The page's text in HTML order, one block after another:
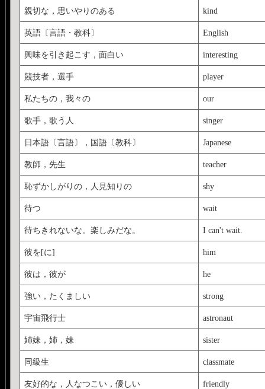
親切な，思いやりのある kind
英語〔言語・教科〕 English
興味を引き起こす，面白い interesting
競技者，選手 player
私たちの，我々の our
歌手，歌う人 singer
日本語〔言語〕，国語〔教科〕 Japanese
教師，先生 teacher
恥ずかしがりの，人見知りの shy
待つ wait
待ちきれないな。楽しみだな。 I can't wait.
彼を[に] him
彼は，彼が he
強い，たくましい strong
宇宙飛行士 astronaut
姉妹，姉，妹 sister
同級生 classmate
友好的な，人なつこい，優しい friendly